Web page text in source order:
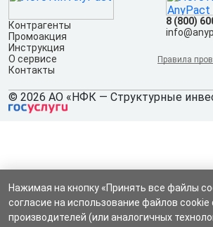
Контрагенты
Промоакция
Инструкция
О сервисе
Контакты
8 (800)
Правила
© 2026 АО «НФК — Структурные
Нажимая на кнопку «Принять все файлы
согласие на использование файлов cookie
производителей (или аналогичных